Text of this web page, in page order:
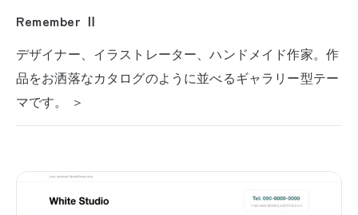
Remember Ⅱ
デザイナー、イラストレーター、ハンドメイド作家。作
品をお洒落なカタログのように並べるギャラリー型テー
マです。 ＞